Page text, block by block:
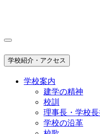
学校紹介・アクセス
学校案内
建学の精神
校訓
理事長・学校
学校の沿革